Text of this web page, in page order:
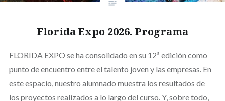
Florida Expo 2026. Programa
FLORIDA EXPO se ha consolidado en su 12ª edición como
punto de encuentro entre el talento joven y las empresas. En
este espacio, nuestro alumnado muestra los resultados de
los proyectos realizados a lo largo del curso. Y, sobre todo,